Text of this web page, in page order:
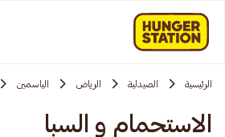
الرئيسية الصيدلية الرياض الياسمين
الاستحمام و السبا